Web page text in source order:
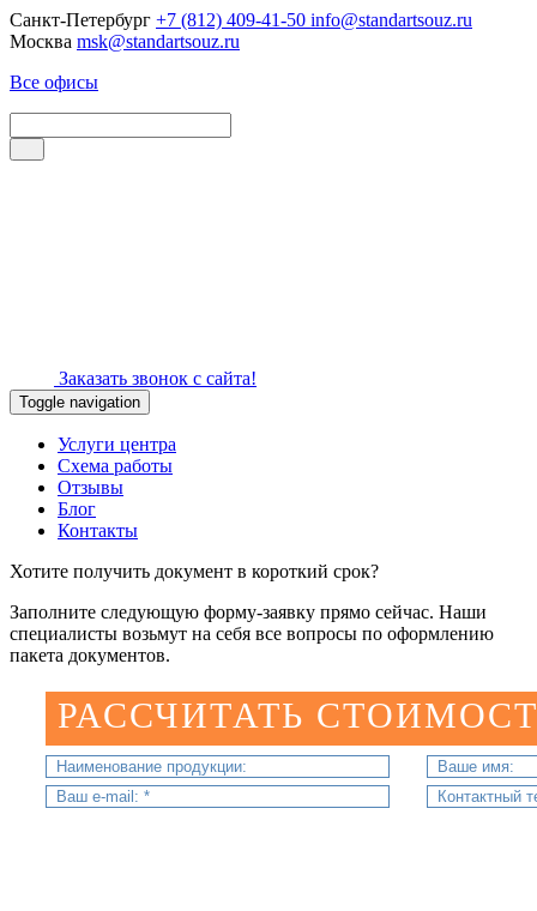
Санкт-Петербург +7 (812) 409-41-50 info@standartsouz.ru
Москва msk@standartsouz.ru
Все офисы
Заказать звонок с сайта!
Toggle navigation
Услуги центра
Схема работы
Отзывы
Блог
Контакты
Хотите получить документ в короткий срок?
Заполните следующую форму-заявку прямо сейчас. Наши
специалисты возьмут на себя все вопросы по оформлению
пакета документов.
РАССЧИТАТЬ